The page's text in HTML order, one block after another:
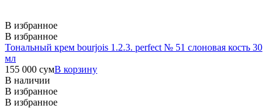
В избранное
В избранное
Тональный крем bourjois 1.2.3. perfect № 51 слоновая кость 30
мл
155 000 сумВ корзину
В наличии
В избранное
В избранное